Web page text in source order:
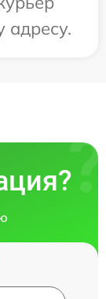
адресу.